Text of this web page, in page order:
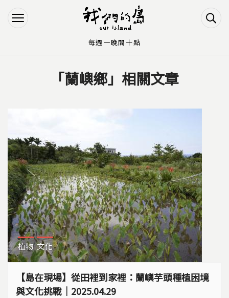
Jump to Navigation
Jump to Main content
「蘭嶼鄉」相關文章
植物 文化
【島在現場】從田裡到家裡：蘭嶼芋頭種植困境
與文化挑戰｜2025.04.29
每週一晚間十點